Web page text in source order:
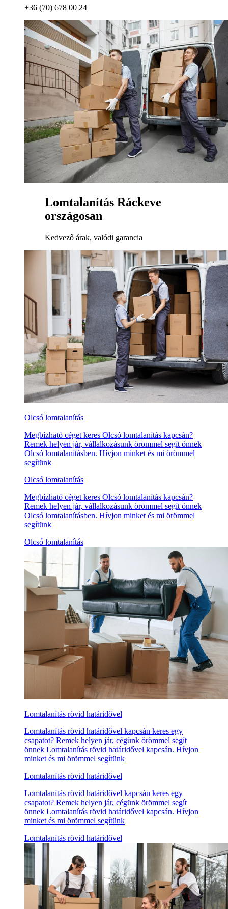
+36 (70) 678 00 24
Lomtalanítás Ráckeve
országosan
Kedvező árak, valódi garancia
Olcsó lomtalanítás
Megbízható céget keres Olcsó lomtalanítás kapcsán?
Remek helyen jár, vállalkozásunk örömmel segít önnek
Olcsó lomtalanításben. Hívjon minket és mi örömmel
segítünk
Olcsó lomtalanítás
Megbízható céget keres Olcsó lomtalanítás kapcsán?
Remek helyen jár, vállalkozásunk örömmel segít önnek
Olcsó lomtalanításben. Hívjon minket és mi örömmel
segítünk
Olcsó lomtalanítás
Lomtalanítás rövid határidővel
Lomtalanítás rövid határidővel kapcsán keres egy
csapatot? Remek helyen jár, cégünk örömmel segít
önnek Lomtalanítás rövid határidővel kapcsán. Hívjon
minket és mi örömmel segítünk
Lomtalanítás rövid határidővel
Lomtalanítás rövid határidővel kapcsán keres egy
csapatot? Remek helyen jár, cégünk örömmel segít
önnek Lomtalanítás rövid határidővel kapcsán. Hívjon
minket és mi örömmel segítünk
Lomtalanítás rövid határidővel